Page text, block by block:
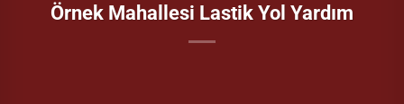
Örnek Mahallesi Lastik Yol Yardım